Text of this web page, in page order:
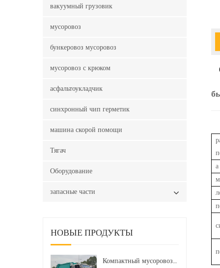
вакуумный грузовик
мусоровоз
бункеровоз мусоровоз
мусоровоз с крюком
асфальтоукладчик
синхронный чип герметик
машина скорой помощи
Тягач
Оборудование
запасные части
НОВЫЕ ПРОДУКТЫ
Компактный мусоровоз HOWO LHD 4x2 160 л.с. 12 куб. м